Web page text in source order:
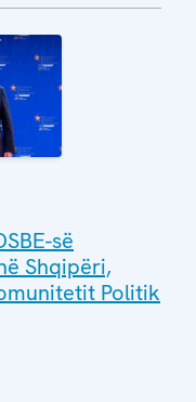
së
Shqipëri,
Politik